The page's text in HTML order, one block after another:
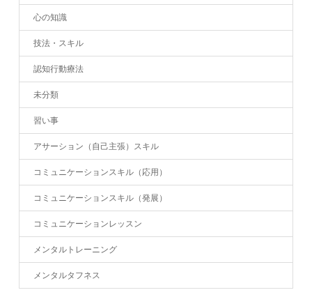
心の知識
技法・スキル
認知行動療法
未分類
習い事
アサーション（自己主張）スキル
コミュニケーションスキル（応用）
コミュニケーションスキル（発展）
コミュニケーションレッスン
メンタルトレーニング
メンタルタフネス